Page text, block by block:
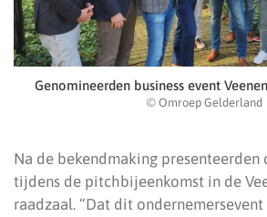
Genomineerden business event
© Omroep Gelderland
Na de bekendmaking presenteerden
tijdens de pitchbijeenkomst in de
raadzaal. “Dat dit